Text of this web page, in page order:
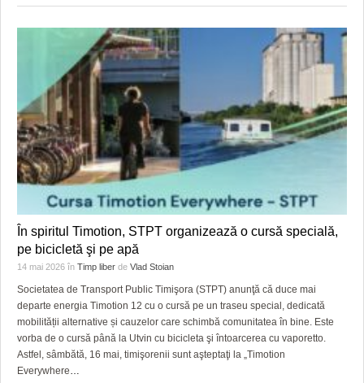
În spiritul Timotion, STPT organizează o cursă specială,
pe bicicletă şi pe apă
14 mai 2026 în Timp liber de Vlad Stoian
Societatea de Transport Public Timişora (STPT) anunţă că duce mai
departe energia Timotion 12 cu o cursă pe un traseu special, dedicată
mobilității alternative și cauzelor care schimbă comunitatea în bine. Este
vorba de o cursă până la Utvin cu bicicleta şi întoarcerea cu vaporetto.
Astfel, sâmbătă, 16 mai, timişorenii sunt aşteptaţi la „Timotion
Everywhere…